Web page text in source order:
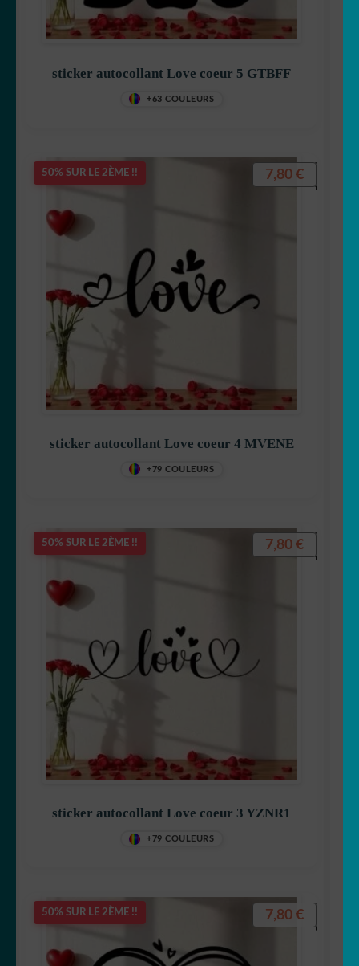
sticker autocollant Love coeur 5 GTBFF
+63 COULEURS
50% SUR LE 2ÈME !!
sticker autocollant Love coeur 4 MVENE
+79 COULEURS
7,80 €
50% SUR LE 2ÈME !!
sticker autocollant Love coeur 3 YZNR1
+79 COULEURS
7,80 €
50% SUR LE 2ÈME !! 7,80 €